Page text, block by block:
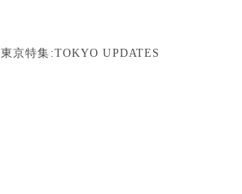
東京特集:TOKYO UPDATES